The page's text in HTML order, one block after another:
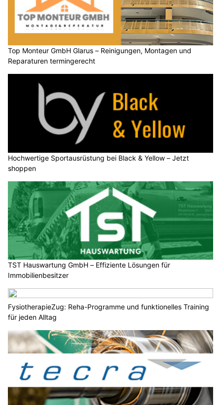
Top Monteur GmbH Glarus – Reinigungen, Montagen und
Reparaturen termingerecht
Hochwertige Sportausrüstung bei Black & Yellow – Jetzt
shoppen
TST Hauswartung GmbH – Effiziente Lösungen für
Immobilienbesitzer
FysiotherapieZug: Reha-Programme und funktionelles Training
für jeden Alltag